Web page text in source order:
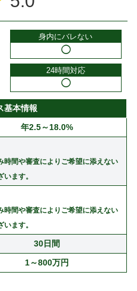
身内にバレない
◯
24時間対応
◯
基本情報
年2.5～18.0%
時間や審査によりご希望に添えない
います。
時間や審査によりご希望に添えない
います。
30日間
1～800万円